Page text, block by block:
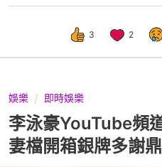
3 2
娛樂 即時娛樂
李泳豪YouTube頻
妻檔開箱銀牌多謝